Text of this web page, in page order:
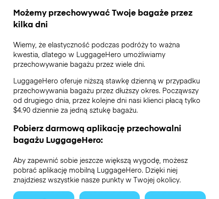
Możemy przechowywać Twoje bagaże przez
kilka dni
Wiemy, że elastyczność podczas podróży to ważna
kwestia, dlatego w LuggageHero umożliwiamy
przechowywanie bagażu przez wiele dni.
LuggageHero oferuje niższą stawkę dzienną w przypadku
przechowywania bagażu przez dłuższy okres. Począwszy
od drugiego dnia, przez kolejne dni nasi klienci płacą tylko
$4.90 dziennie za jedną sztukę bagażu.
Pobierz darmową aplikację przechowalni
bagażu LuggageHero:
Aby zapewnić sobie jeszcze większą wygodę, możesz
pobrać aplikację mobilną LuggageHero. Dzięki niej
znajdziesz wszystkie nasze punkty w Twojej okolicy.